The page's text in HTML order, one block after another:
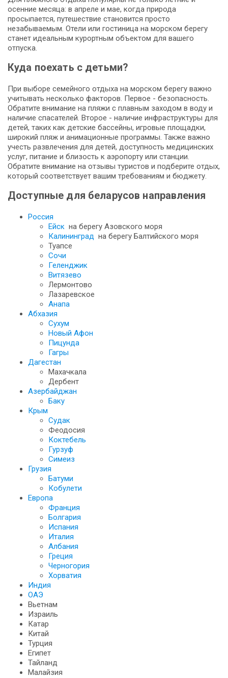
осенние месяца: в апреле и мае, когда природа
просыпается, путешествие становится просто
незабываемым. Отели или гостиница на морском берегу
станет идеальным курортным объектом для вашего
отпуска.
Куда поехать с детьми?
При выборе семейного отдыха на морском берегу важно
учитывать несколько факторов. Первое - безопасность.
Обратите внимание на пляжи с плавным заходом в воду и
наличие спасателей. Второе - наличие инфраструктуры для
детей, таких как детские бассейны, игровые площадки,
широкий пляж и анимационные программы. Также важно
учесть развлечения для детей, доступность медицинских
услуг, питание и близость к аэропорту или станции.
Обратите внимание на отзывы туристов и подберите отдых,
который соответствует вашим требованиям и бюджету.
Доступные для беларусов направления
Россия
Ейск на берегу Азовского моря
Калининград на берегу Балтийского моря
Туапсе
Сочи
Геленджик
Витязево
Лермонтово
Лазаревское
Анапа
Абхазия
Сухум
Новый Афон
Пицунда
Гагры
Дагестан
Махачкала
Дербент
Азербайджан
Баку
Крым
Судак
Феодосия
Коктебель
Гурзуф
Симеиз
Грузия
Батуми
Кобулети
Европа
Франция
Болгария
Испания
Италия
Албания
Греция
Черногория
Хорватия
Индия
ОАЭ
Вьетнам
Израиль
Катар
Китай
Турция
Египет
Тайланд
Малайзия